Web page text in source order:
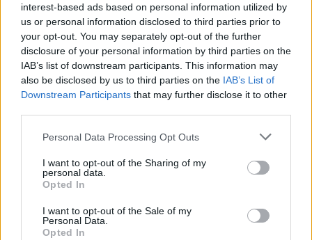
interest-based ads based on personal information utilized by
us or personal information disclosed to third parties prior to
your opt-out. You may separately opt-out of the further
disclosure of your personal information by third parties on the
IAB’s list of downstream participants. This information may
also be disclosed by us to third parties on the IAB’s List of
Downstream Participants that may further disclose it to other
Please note that this website/app uses one or more Google
not limited to your visit or usage behaviour. You may click to
grant or deny consent to Google and its third-party tags to
use your data for below specified purposes in below Google
consent section.
Personal Data Processing Opt Outs
I want to opt-out of the Sharing of my
personal data.
Opted In
I want to opt-out of the Sale of my
Personal Data.
Opted In
Plan de comidas semanal con recetas rápidas y
económicas
RECETAS